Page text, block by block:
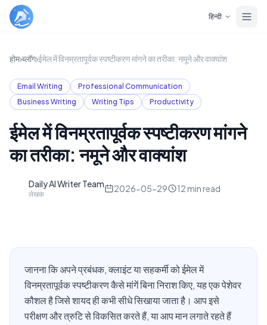
हिन्दी
होम›ब्लॉग›ईमेल में विनम्रतापूर्वक स्पष्टीकरण मांगने का तरीका: नमूने और वाक्यांश
Email Writing
Professional Communication
Business Writing
Writing Tips Productivity
ईमेल में विनम्रतापूर्वक स्पष्टीकरण मांगने
का तरीका: नमूने और वाक्यांश
Daily AI Writer Team
लेखक
2026-05-29 12 min read
जानना कि अपने प्रबंधक, क्लाइंट या सहकर्मी को ईमेल में
विनम्रतापूर्वक स्पष्टीकरण कैसे मांगें बिना निराश किए, यह एक पेशेवर
कौशल है जिसे शायद ही कभी सीधे सिखाया जाता है। आप इसे
परीक्षण और त्रुटि से विकसित करते हैं, या आप मान लगाते रहते हैं